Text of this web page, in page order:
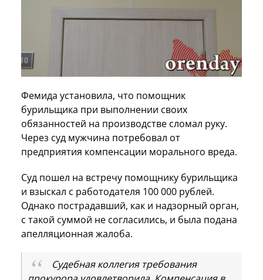
Фемида установила, что помощник
бурильщика при выполнении своих
обязанностей на производстве сломал руку.
Через суд мужчина потребовал от
предприятия компенсации морального вреда.
Суд пошел на встречу помощнику бурильщика
и взыскал с работодателя 100 000 рублей.
Однако пострадавший, как и надзорный орган,
с такой суммой не согласились, и была подана
апелляционная жалоба.
Судебная коллегия требования